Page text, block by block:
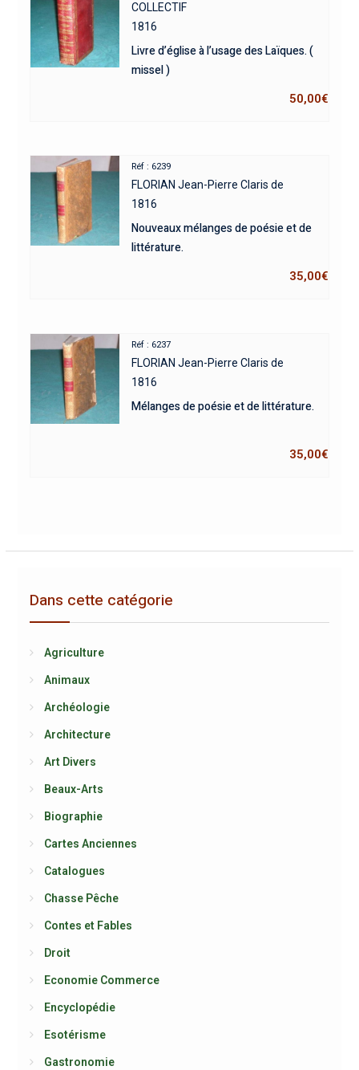
COLLECTIF
1816
Livre d’église à l’usage des Laïques. (
missel )
50,00€
Réf : 6239
FLORIAN Jean-Pierre Claris de
1816
Nouveaux mélanges de poésie et de
littérature.
35,00€
Réf : 6237
FLORIAN Jean-Pierre Claris de
1816
Mélanges de poésie et de littérature.
35,00€
Dans cette catégorie
Agriculture
Animaux
Archéologie
Architecture
Art Divers
Beaux-Arts
Biographie
Cartes Anciennes
Catalogues
Chasse Pêche
Contes et Fables
Droit
Economie Commerce
Encyclopédie
Esotérisme
Gastronomie